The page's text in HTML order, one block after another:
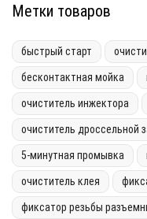
Метки товаров
быстрый старт
бесконтактная мойка
очиститель инжектора
очиститель дроссельной
5-минутная промывка
очиститель клея
фиксатор резьбы